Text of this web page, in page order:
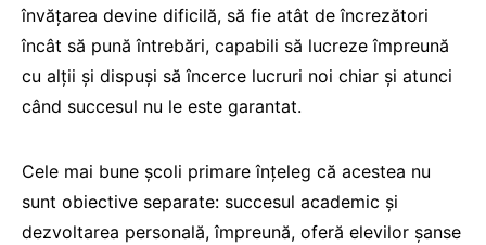
învățarea devine dificilă, să fie atât de încrezători
încât să pună întrebări, capabili să lucreze împreună
cu alții și dispuși să încerce lucruri noi chiar și atunci
când succesul nu le este garantat.
Cele mai bune școli primare înțeleg că acestea nu
sunt obiective separate: succesul academic și
dezvoltarea personală, împreună, oferă elevilor șanse